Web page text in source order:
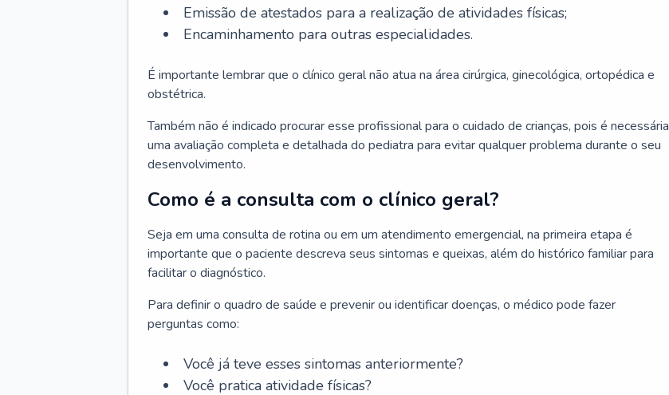
Emissão de atestados para a realização de atividades físicas;
Encaminhamento para outras especialidades.
É importante lembrar que o clínico geral não atua na área cirúrgica, ginecológica, ortopédica e
obstétrica.
Também não é indicado procurar esse profissional para o cuidado de crianças, pois é necessária
uma avaliação completa e detalhada do pediatra para evitar qualquer problema durante o seu
desenvolvimento.
Como é a consulta com o clínico geral?
Seja em uma consulta de rotina ou em um atendimento emergencial, na primeira etapa é
importante que o paciente descreva seus sintomas e queixas, além do histórico familiar para
facilitar o diagnóstico.
Para definir o quadro de saúde e prevenir ou identificar doenças, o médico pode fazer
perguntas como:
Você já teve esses sintomas anteriormente?
Você pratica atividade físicas?